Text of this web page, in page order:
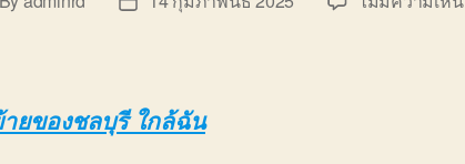
ยของชลบุรี ใกล้ฉัน